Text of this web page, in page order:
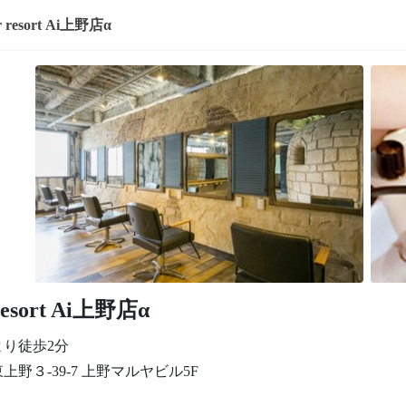
hair resort Ai上野店α
Ai上野店α
徒歩2分
野３-39-7 上野マルヤビル5F